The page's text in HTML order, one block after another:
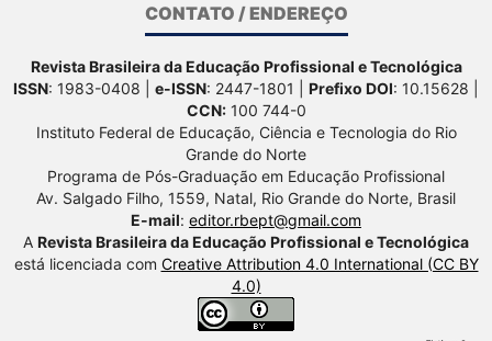
CONTATO / ENDEREÇO
Revista Brasileira da Educação Profissional e Tecnológica
ISSN: 1983-0408 | e-ISSN: 2447-1801 | Prefixo DOI: 10.15628 |
CCN:100 744-0
Instituto Federal de Educação, Ciência e Tecnologia do Rio
Grande do Norte
Programa de Pós-Graduação em Educação Profissional
Av. Salgado Filho, 1559, Natal, Rio Grande do Norte, Brasil
E-mail: editor.rbept@gmail.com
A Revista Brasileira da Educação Profissional e Tecnológica
está licenciada com Creative Attribution 4.0 International (CC BY
4.0)